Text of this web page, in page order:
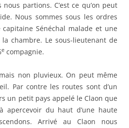
partions. C’est ce qu’on peut
Nous sommes sous les ordres
Sénéchal malade et une
chambre. Le sous-lieutenant de
e compagnie.
non pluvieux. On peut même
Par contre les routes sont d’un
un petit pays appelé le Claon que
apercevoir du haut d’une haute
Arrivé au Claon nous